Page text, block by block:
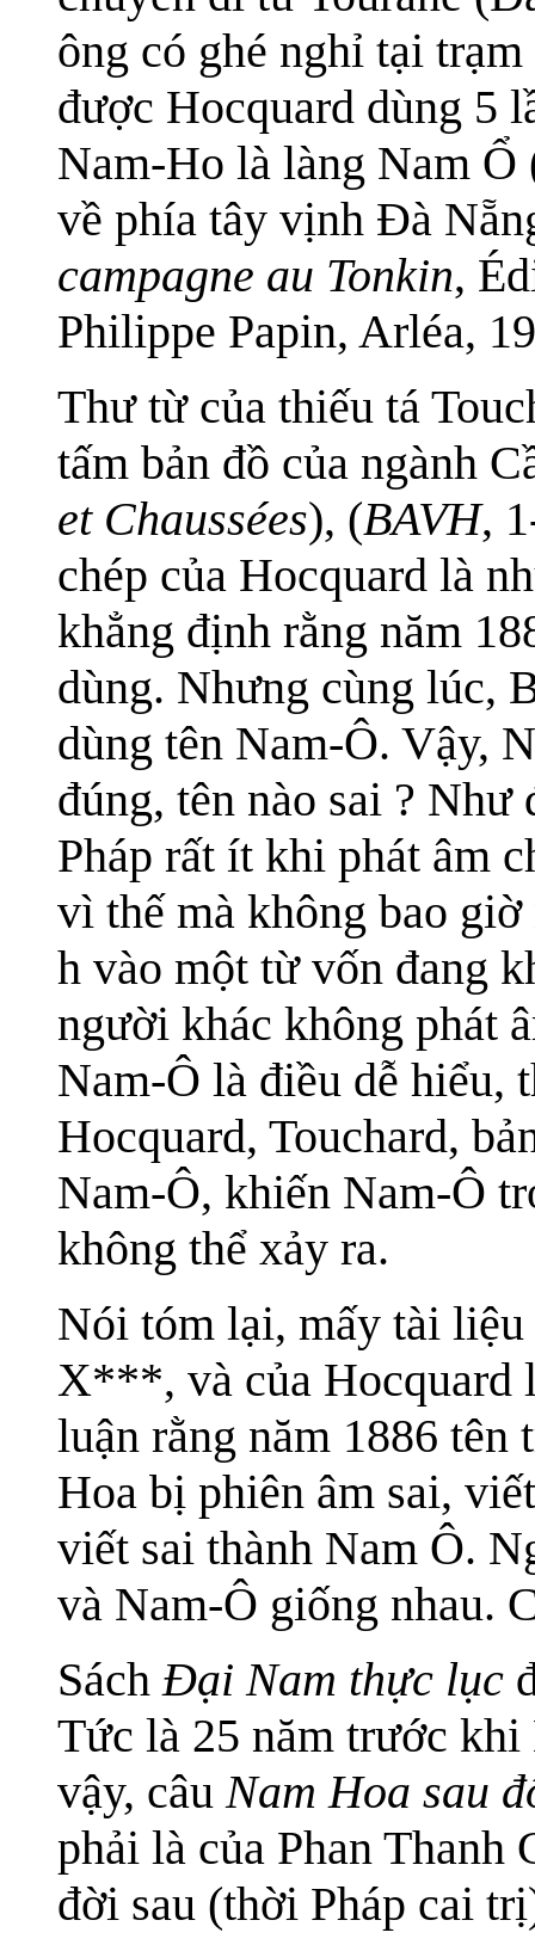
ông có ghé nghỉ tại
được Hocquard dùng 5
Nam-Ho là làng Nam
về phía tây vịnh Đà
campagne au Tonkin,
Philippe Papin, Arléa,
Thư từ của thiếu tá
tấm bản đồ của ngành
et Chaussées), (BAVH,
chép của Hocquard là
khẳng định rằng năm
dùng. Nhưng cùng lúc,
dùng tên Nam-Ô. Vậy,
đúng, tên nào sai ?
Pháp rất ít khi phát âm
vì thế mà không bao
h vào một từ vốn đang
người khác không phát
Nam-Ô là điều dễ hiểu,
Hocquard, Touchard,
Nam-Ô, khiến Nam-Ô
không thể xảy ra.
Nói tóm lại, mấy tài liệu
X***, và của Hocquard
luận rằng năm 1886 tên
Hoa bị phiên âm sai,
viết sai thành Nam Ô.
và Nam-Ô giống nhau.
SáchĐại Nam thực lục
Tức là 25 năm trước
vậy, câuNam Hoa sau
phải là của Phan Thanh
đời sau (thời Pháp cai